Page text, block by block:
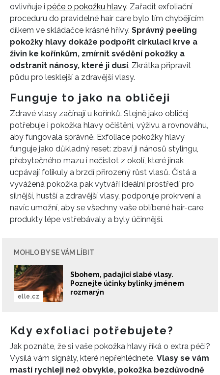
ovlivňuje i péče o pokožku hlavy. Zařadit exfoliační
proceduru do pravidelné hair care bylo tím chybějícím
dílkem ve skládačce krásné hřívy. Správný peeling
pokožky hlavy dokáže podpořit cirkulaci krve a
živin ke kořínkům, zmírnit svědění pokožky a
odstranit nánosy, které ji dusí. Zkrátka připravit
půdu pro lesklejší a zdravější vlasy.
Funguje to jako na obličeji
Zdravé vlasy začínají u kořínků. Stejně jako obličej
potřebuje i pokožka hlavy očištění, výživu a rovnováhu,
aby fungovala správně. Exfoliace pokožky hlavy
funguje jako důkladný reset: zbaví ji nánosů stylingu,
přebytečného mazu i nečistot z okolí, které jinak
ucpávají folikuly a brzdí přirozený růst vlasů. Čistá a
vyvážená pokožka pak vytváří ideální prostředí pro
silnější, hustší a zdravější vlasy, podporuje prokrvení a
navíc umožní, aby se všechny vaše oblíbené hair-care
produkty lépe vstřebávaly a byly účinnější.
MOHLO BY SE VÁM LÍBIT
Sbohem, padající slabé vlasy.
Poznejte účinky bylinky jménem
rozmarýn
elle.cz
Kdy exfoliaci potřebujete?
Jak poznáte, že si vaše pokožka hlavy říká o extra péči?
Vysílá vám signály, které nepřehlédnete. Vlasy se vám
mastí rychleji než obvykle, pokožka bezdůvodně